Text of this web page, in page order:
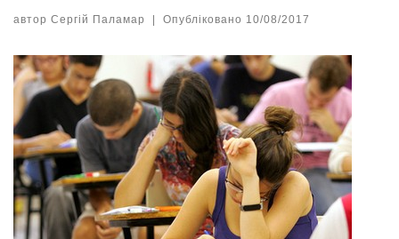
автор Сергій Паламар | Опубліковано 10/08/2017